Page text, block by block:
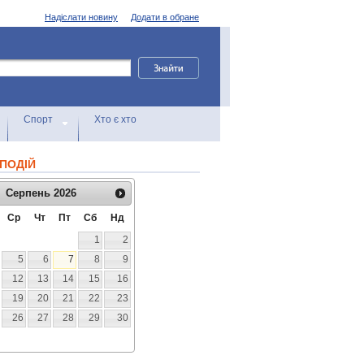
Додати в обране
Надіслати новину
Спорт Хто є хто
Серпень 2026
Ср Чт Пт Сб
Нд
1
2
5 6 7 8
9
12 13 14 15
16
19 20 21 22
23
26 27 28 29
30